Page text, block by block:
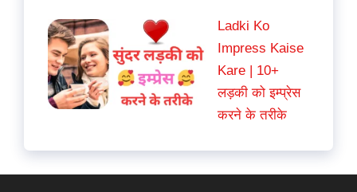
Ladki Ko
Impress Kaise
Kare | 10+
लड़की को इम्प्रेस
करने के तरीके